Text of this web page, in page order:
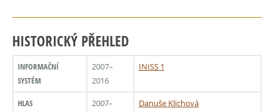
HISTORICKÝ PŘEHLED
INFORMAČNÍ
SYSTÉM
2007–
2016
INISS 1
HLAS
2007–
Danuše Klichová